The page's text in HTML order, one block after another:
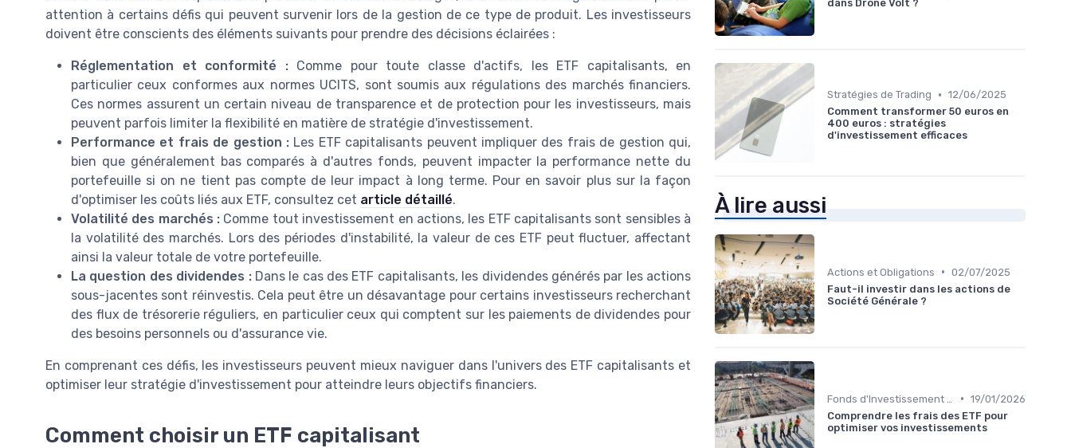
attention à certains défis qui peuvent survenir lors de la gestion de ce type de produit. Les investisseurs
doivent être conscients des éléments suivants pour prendre des décisions éclairées :
Réglementation et conformité :Comme pour toute classe d'actifs, les ETF capitalisants, en
particulier ceux conformes aux normes UCITS, sont soumis aux régulations des marchés financiers.
Ces normes assurent un certain niveau de transparence et de protection pour les investisseurs, mais
peuvent parfois limiter la flexibilité en matière de stratégie d'investissement.
Performance et frais de gestion : Les ETF capitalisants peuvent impliquer des frais de gestion qui,
bien que généralement bas comparés à d'autres fonds, peuvent impacter la performance nette du
portefeuille si on ne tient pas compte de leur impact à long terme. Pour en savoir plus sur la façon
d'optimiser les coûts liés aux ETF, consultez cet article détaillé.
Volatilité des marchés : Comme tout investissement en actions, les ETF capitalisants sont sensibles à
la volatilité des marchés. Lors des périodes d'instabilité, la valeur de ces ETF peut fluctuer, affectant
ainsi la valeur totale de votre portefeuille.
La question des dividendes :Dans le cas des ETF capitalisants, les dividendes générés par les actions
sous-jacentes sont réinvestis. Cela peut être un désavantage pour certains investisseurs recherchant
des flux de trésorerie réguliers, en particulier ceux qui comptent sur les paiements de dividendes pour
des besoins personnels ou d'assurance vie.
En comprenant ces défis, les investisseurs peuvent mieux naviguer dans l'univers des ETF capitalisants et
optimiser leur stratégie d'investissement pour atteindre leurs objectifs financiers.
Comment choisir un ETF capitalisant
dans Drone Volt ?
Stratégies de Trading • 12/06/2025
Comment transformer 50 euros en
400 euros : stratégies
d'investissement efficaces
À lire aussi
Actions et Obligations • 02/07/2025
Faut-il investir dans les actions de
Société Générale ?
• 19/01/2026
Comprendre les frais des ETF pour
optimiser vos investissements